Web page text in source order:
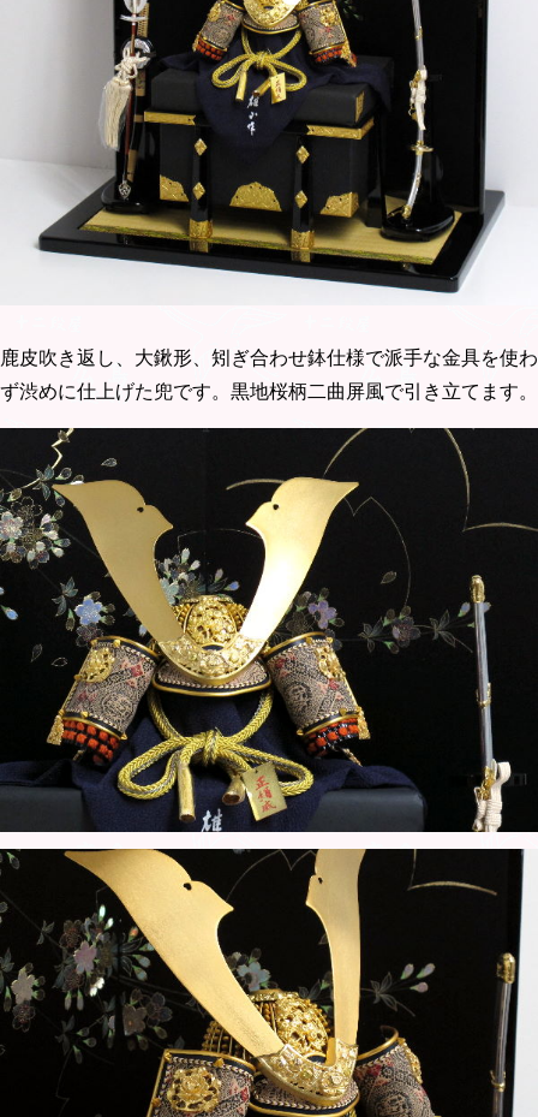
鹿皮吹き返し、大鍬形、矧ぎ合わせ鉢仕様で派手な金具を使わ
ず渋めに仕上げた兜です。黒地桜柄二曲屏風で引き立てます。